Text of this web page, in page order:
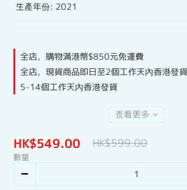
生產年份: 2021
全店，購物滿港幣$850元免運費
全店，現貨商品即日至2個工作天內香港發
5-14個工作天內香港發貨
查看更多
HK$549.00 HK$599.00
數量